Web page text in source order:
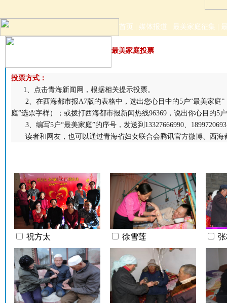
首页 媒体报道 最美家庭征集
最美家庭投票
投票方式：
1、点击青海新闻网，根据相关提示投票。
2、在西海都市报A7版的表格中，选出您心目中的5户“最美家庭”
庭”选票字样）；或拨打西海都市报新闻热线96369，说出你心目的5
3、编写5户“最美家庭”的序号，发送到13327666990、
读者和网友，也可以通过青海省妇女联合会腾讯官方微博、西海
祝方太 徐雪莲